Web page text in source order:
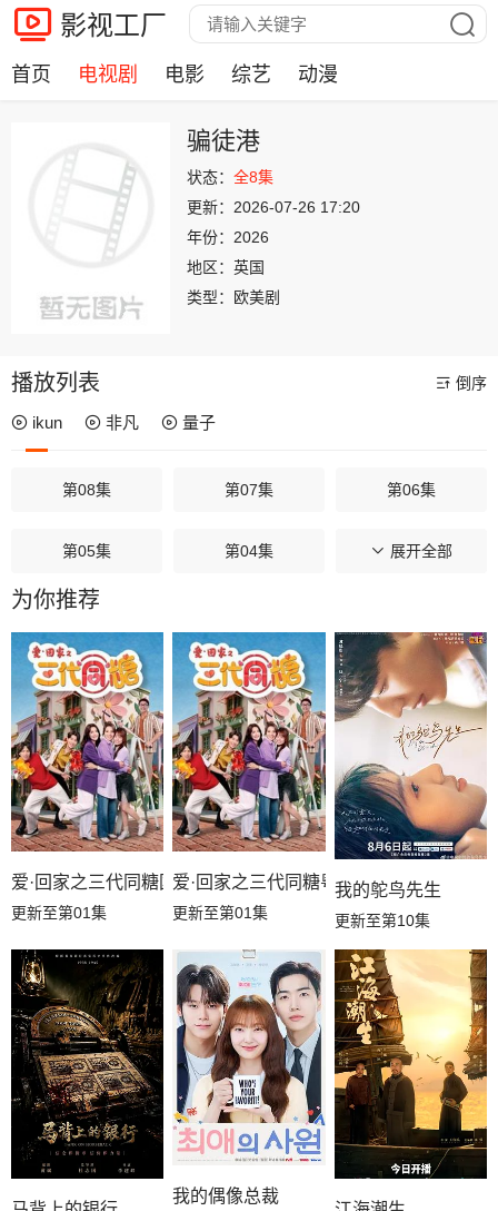
影视工厂
首页 电视剧 电影 综艺 动漫
骗徒港
状态： 全8集
更新： 2026-07-26 17:20
年份： 2026
地区： 英国
类型：
欧美剧
播放列表 倒序
ikun 非凡 量子
第08集 第07集 第06集
第05集 第04集 第03集
第02集
展开全部
为你推荐
爱·回家之三代同糖国语
更新至第01集
爱·回家之三代同糖粤语
更新至第01集
我的鸵鸟先生
更新至第10集
我的偶像总裁